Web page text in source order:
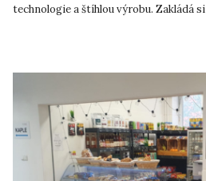
technologie a štíhlou výrobu. Zakládá